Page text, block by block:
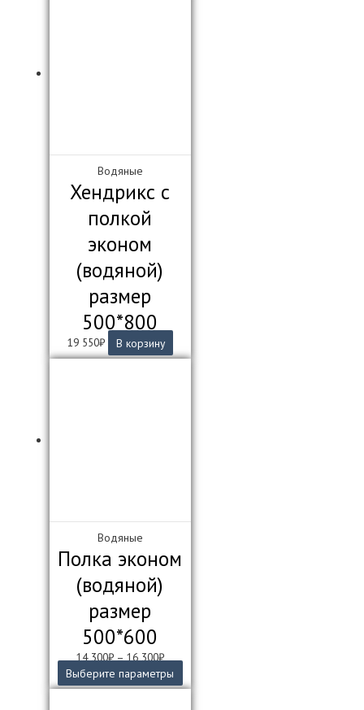
Водяные
Хендрикс с
полкой
эконом
(водяной)
размер
500*800
19 550₽ В корзину
Водяные
Полка эконом
(водяной)
размер
500*600
14 300₽–16 300₽
Выберите параметры
товар